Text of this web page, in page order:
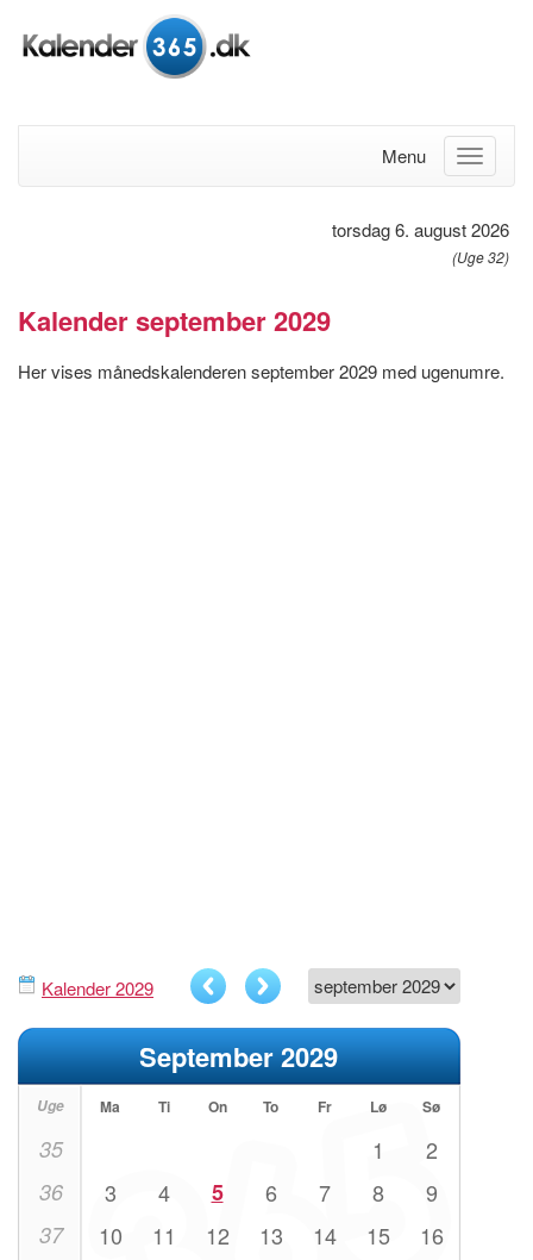
Menu
torsdag 6. august 2026
(Uge 32)
Kalender september 2029
Her vises månedskalenderen september 2029 med ugenumre.
Kalender 2029
September 2029
Uge Ma Ti On To Fr Lø Sø
35 1 2
36 3 4 5 6 7 8 9
37 10 11 12 13 14 15 16